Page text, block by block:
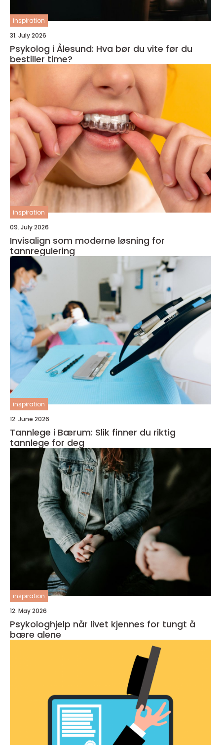
inspiration
31. July 2026
Psykolog i Ålesund: Hva bør du vite før du
bestiller time?
inspiration
09. July 2026
Invisalign som moderne løsning for
tannregulering
inspiration
12. June 2026
Tannlege i Bærum: Slik finner du riktig
tannlege for deg
inspiration
12. May 2026
Psykologhjelp når livet kjennes for tungt å
bære alene